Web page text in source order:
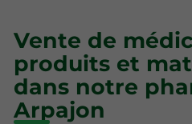
Vente de
produits et
dans notre
Arpajon